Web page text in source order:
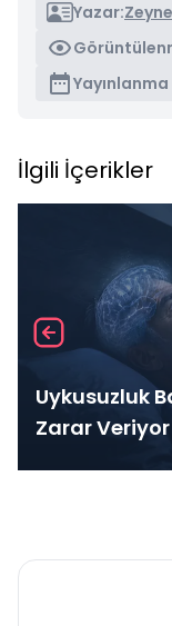
Yazar:
İlgili İçerikler
Uykusuzluk
Zarar Veriyor